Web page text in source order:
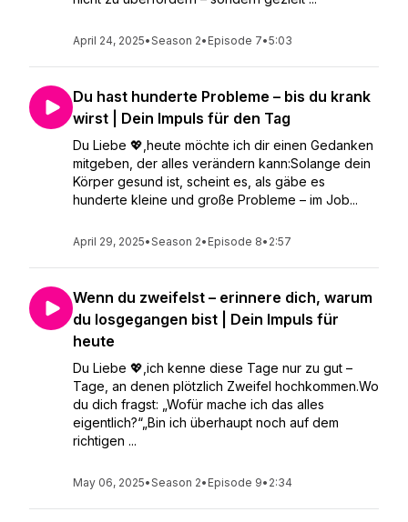
April 24, 2025•Season 2• Episode 7•5:03
Du hast hunderte Probleme – bis du krank
wirst | Dein Impuls für den Tag
Du Liebe 💖,heute möchte ich dir einen Gedanken
mitgeben, der alles verändern kann:Solange dein
Körper gesund ist, scheint es, als gäbe es
hunderte kleine und große Probleme – im Job...
April 29, 2025•Season 2• Episode 8• 2:57
Wenn du zweifelst – erinnere dich, warum
du losgegangen bist | Dein Impuls für
heute
Du Liebe 💖,ich kenne diese Tage nur zu gut –
Tage, an denen plötzlich Zweifel hochkommen.Wo
du dich fragst: „Wofür mache ich das alles
eigentlich?“„Bin ich überhaupt noch auf dem
richtigen ...
May 06, 2025•Season 2• Episode 9• 2:34